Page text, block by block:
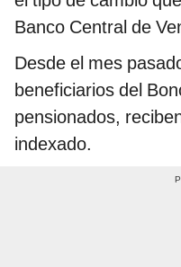
Banco Central de
Desde el mes
beneficiarios del
pensionados,
indexado.